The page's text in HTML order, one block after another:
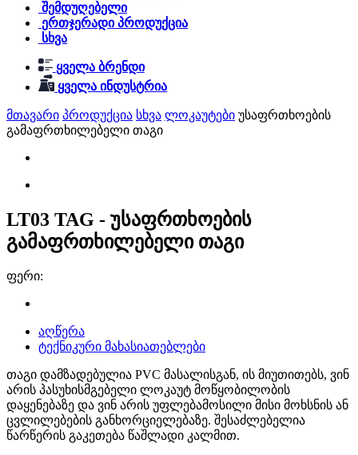
შემდუღებელი
ერთჯერადი პროდუქცია
სხვა
ყველა ბრენდი
ყველა ინდუსტრია
მთავარი პროდუქცია სხვა ლოკაუტები უსაფრთხოების
გამაფრთხილებელი თაგი
LT03 TAG - უსაფრთხოების
გამაფრთხილებელი თაგი
ფერი:
აღწერა
ტექნიკური მახასიათებლები
თაგი დამზადებულია PVC მასალისგან, ის მიუთითებს, ვინ
არის პასუხისმგებელი ლოკაუტ მოწყობილობის
დაყენებაზე და ვინ არის უფლებამოსილი მისი მოხსნის ან
ცვლილებების განხორციელებაზე. შესაძლებელია
წარწერის გაკეთება წაშლადი კალმით.